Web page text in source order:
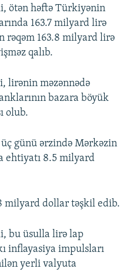
ötən həftə Türkiyənin
163.7 milyard lirə
rəqəm 163.8 milyard lirə
qalıb.
lirənin məzənnədə
bazara böyük
olub.
günü ərzində Mərkəzin
ehtiyatı 8.5 milyard
milyard dollar təşkil edib.
bu üsulla lirə lap
inflayasiya impulsları
yerli valyuta